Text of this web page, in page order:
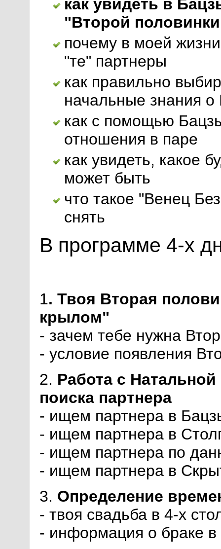
как увидеть в
"Второй
почему в моей
"те" партнеры
как правильно
начальные знания
как с помощью
отношения в паре
как увидеть, какое
может быть
что такое "Венец
снять
В программе 4-х
1. Твоя Вторая
крылом"
- зачем тебе нужна
- условие появления
2. Работа с
поиска партнера
- ищем партнера в
- ищем партнера в
- ищем партнера по
- ищем партнера в
3. Определение
- твоя свадьба в 4-х
- информация о браке в